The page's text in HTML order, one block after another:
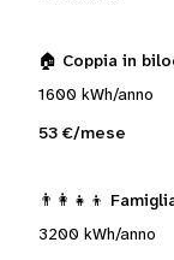
🏠 Coppia in
1600 kWh/anno
53 €/mese
👨‍👩‍👧‍👦
3200 kWh/anno